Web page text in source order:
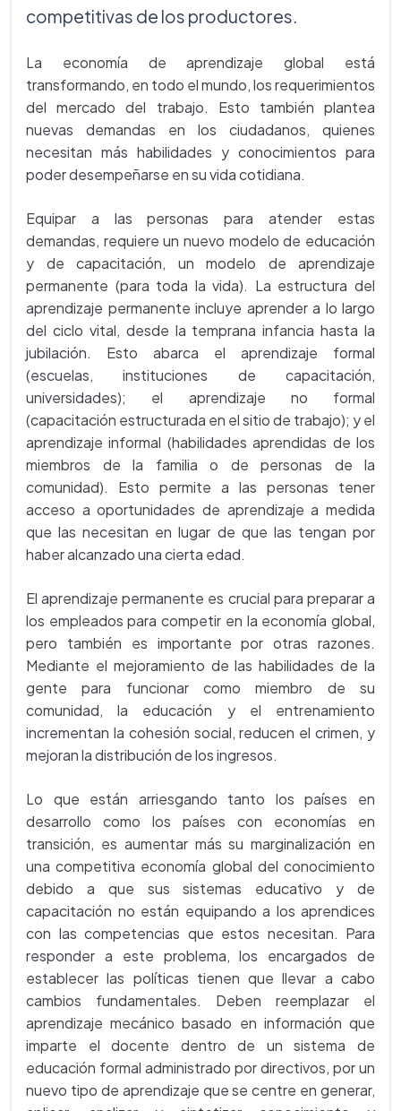
competitivas de los productores.
La economía de aprendizaje global está
transformando, en todo el mundo, los requerimientos
del mercado del trabajo. Esto también plantea
nuevas demandas en los ciudadanos, quienes
necesitan más habilidades y conocimientos para
poder desempeñarse en su vida cotidiana.
Equipar a las personas para atender estas
demandas, requiere un nuevo modelo de educación
y de capacitación, un modelo de aprendizaje
permanente (para toda la vida). La estructura del
aprendizaje permanente incluye aprender a lo largo
del ciclo vital, desde la temprana infancia hasta la
jubilación. Esto abarca el aprendizaje formal
(escuelas, instituciones de capacitación,
universidades); el aprendizaje no formal
(capacitación estructurada en el sitio de trabajo); y el
aprendizaje informal (habilidades aprendidas de los
miembros de la familia o de personas de la
comunidad). Esto permite a las personas tener
acceso a oportunidades de aprendizaje a medida
que las necesitan en lugar de que las tengan por
haber alcanzado una cierta edad.
El aprendizaje permanente es crucial para preparar a
los empleados para competir en la economía global,
pero también es importante por otras razones.
Mediante el mejoramiento de las habilidades de la
gente para funcionar como miembro de su
comunidad, la educación y el entrenamiento
incrementan la cohesión social, reducen el crimen, y
mejoran la distribución de los ingresos.
Lo que están arriesgando tanto los países en
desarrollo como los países con economías en
transición, es aumentar más su marginalización en
una competitiva economía global del conocimiento
debido a que sus sistemas educativo y de
capacitación no están equipando a los aprendices
con las competencias que estos necesitan. Para
responder a este problema, los encargados de
establecer las políticas tienen que llevar a cabo
cambios fundamentales. Deben reemplazar el
aprendizaje mecánico basado en información que
imparte el docente dentro de un sistema de
educación formal administrado por directivos, por un
nuevo tipo de aprendizaje que se centre en generar,